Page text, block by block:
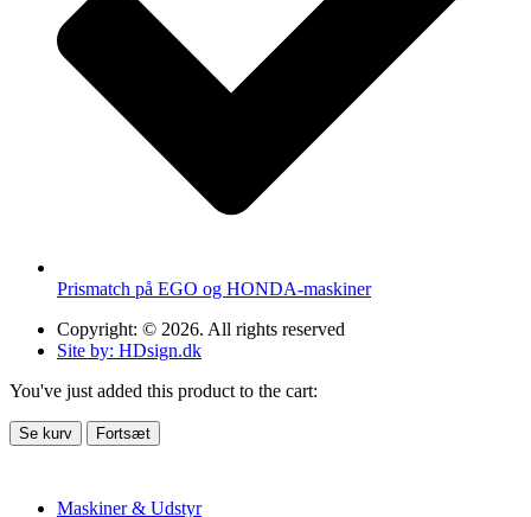
Prismatch på EGO og HONDA-maskiner
Copyright: © 2026. All rights reserved
Site by: HDsign.dk
You've just added this product to the cart:
Se kurv Fortsæt
Maskiner & Udstyr